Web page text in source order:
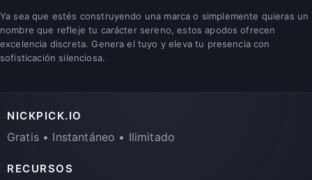
Ya sea que estés construyendo una marca o simplemente quieras un
nombre que refleje tu carácter sereno, estos apodos ofrecen
excelencia discreta. Genera el tuyo y eleva tu presencia con
sofisticación silenciosa.
NICKPICK.IO
Gratis • Instantáneo • Ilimitado
RECURSOS